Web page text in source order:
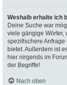
Weshalb erhalte ich
Deine Suche war
viele gängige Wörter,
spezifischere
bietet. Außerdem ist
hier nirgends im
der Begriffe!
Nach oben